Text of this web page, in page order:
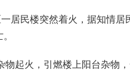
居民楼突然着火，据知情居
起火，引燃楼上阳台杂物，